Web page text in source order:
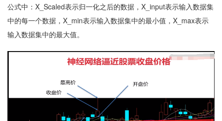
公式中：X_Scaled表示归一化之后的数据，X_input表示输入数据集
中的每一个数据，X_min表示输入数据集中的最小值，X_max表示
输入数据集中的最大值。